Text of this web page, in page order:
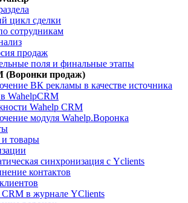
цикл сделки
сотрудникам
продаж
поля и финальные этапы
(Воронки продаж)
ВК рекламы в качестве источника
WahelpCRM
Wahelp CRM
модуля Wahelp.Воронка
и товары
синхронизация с Yclients
контактов
CRM в журнале YClients